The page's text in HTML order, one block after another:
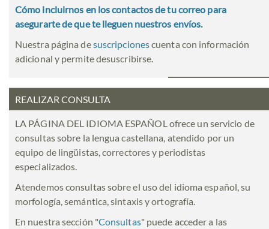
Cómo incluirnos en los contactos de tu correo para
asegurarte de que te lleguen nuestros envíos.
Nuestra página desuscripcionescuenta con información
adicional y permite desuscribirse.
REALIZAR CONSULTA
LA PÁGINA DEL IDIOMA ESPAÑOL ofrece un servicio de
consultas sobre la lengua castellana, atendido por un
equipo de lingüistas, correctores y periodistas
especializados.
Atendemos consultas sobre el uso del idioma español, su
morfología, semántica, sintaxis y ortografía.
En nuestra sección "Consultas" puede acceder a las